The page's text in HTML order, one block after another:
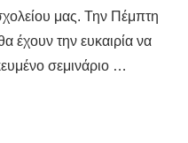
μας. Την Πέμπτη
έχουν την ευκαιρία να
σεμινάριο …